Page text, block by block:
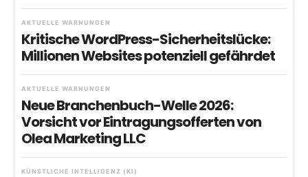
AKTUELLE WARNUNGEN
Kritische WordPress-Sicherheitslücke:
Millionen Websites potenziell gefährdet
AKTUELLE WARNUNGEN
Neue Branchenbuch-Welle 2026:
Vorsicht vor Eintragungsofferten von
Olea Marketing LLC
KÜNSTLICHE INTELLIGENZ (KI)